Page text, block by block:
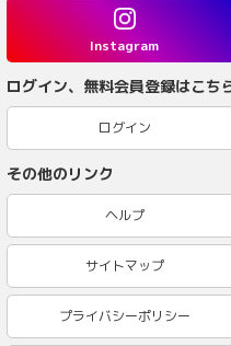
Instagram
ログイン、無料会員登録はこち
ログイン
その他のリンク
ヘルプ
サイトマップ
プライバシーポリシー